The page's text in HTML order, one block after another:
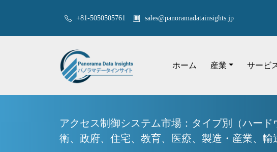
+81-5050505761 sales@panoramadatainsights.jp
ホーム 産業 サービ
アクセス制御システム市場：タイプ別（ハー
衛、政府、住宅、教育、医療、製造・産業、